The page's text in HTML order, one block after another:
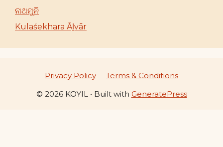
ନାଥମୁନି
Kulaśekhara Āḻvār
Privacy Policy
Terms & Conditions
© 2026 KOYIL• Built with GeneratePress